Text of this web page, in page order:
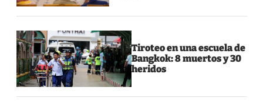
Tiroteo en una escuela de
Bangkok: 8 muertos y 30
heridos